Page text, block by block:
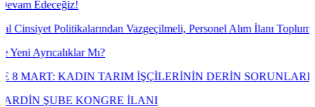
Vazgeçilmeli, Personel Alım İlanı Toplumsal Cinsiyet
Mı?
TARIM İŞÇİLERİNİN DERİN SORUNLARI
KONGRE İLANI